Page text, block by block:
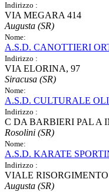
Indirizzo :
VIA MEGARA 414
Augusta (SR)
Nome:
A.S.D. CANOTTIERI
Indirizzo :
VIA ELORINA, 97
Siracusa (SR)
Nome:
A.S.D. CULTURALE
Indirizzo :
C DA BARBIERI PAL A
Rosolini (SR)
Nome:
A.S.D. KARATE
Indirizzo :
VIALE RISORGIMENTO
Augusta (SR)